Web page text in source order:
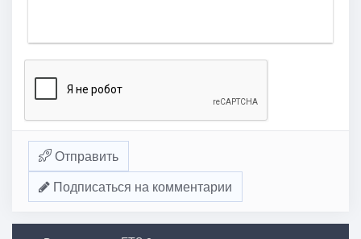
Отправить
Подписаться на комментарии